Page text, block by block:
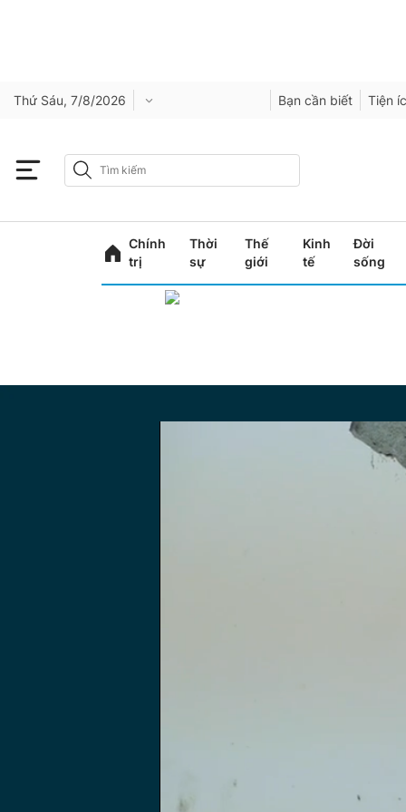
Thứ Sáu, 7/8/2026 Bạn cần biết Tiện
Chính
trị
Thời
sự
Thế
giới
Kinh
tế
Đời
sống